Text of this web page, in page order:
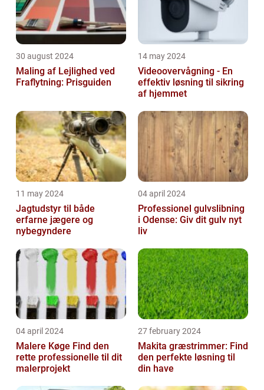
30 august 2024
Maling af Lejlighed ved
Fraflytning: Prisguiden
14 may 2024
Videoovervågning - En
effektiv løsning til sikring
af hjemmet
11 may 2024
Jagtudstyr til både
erfarne jægere og
nybegyndere
04 april 2024
Professionel gulvslibning
i Odense: Giv dit gulv nyt
liv
04 april 2024
Malere Køge Find den
rette professionelle til dit
malerprojekt
27 february 2024
Makita græstrimmer: Find
den perfekte løsning til
din have